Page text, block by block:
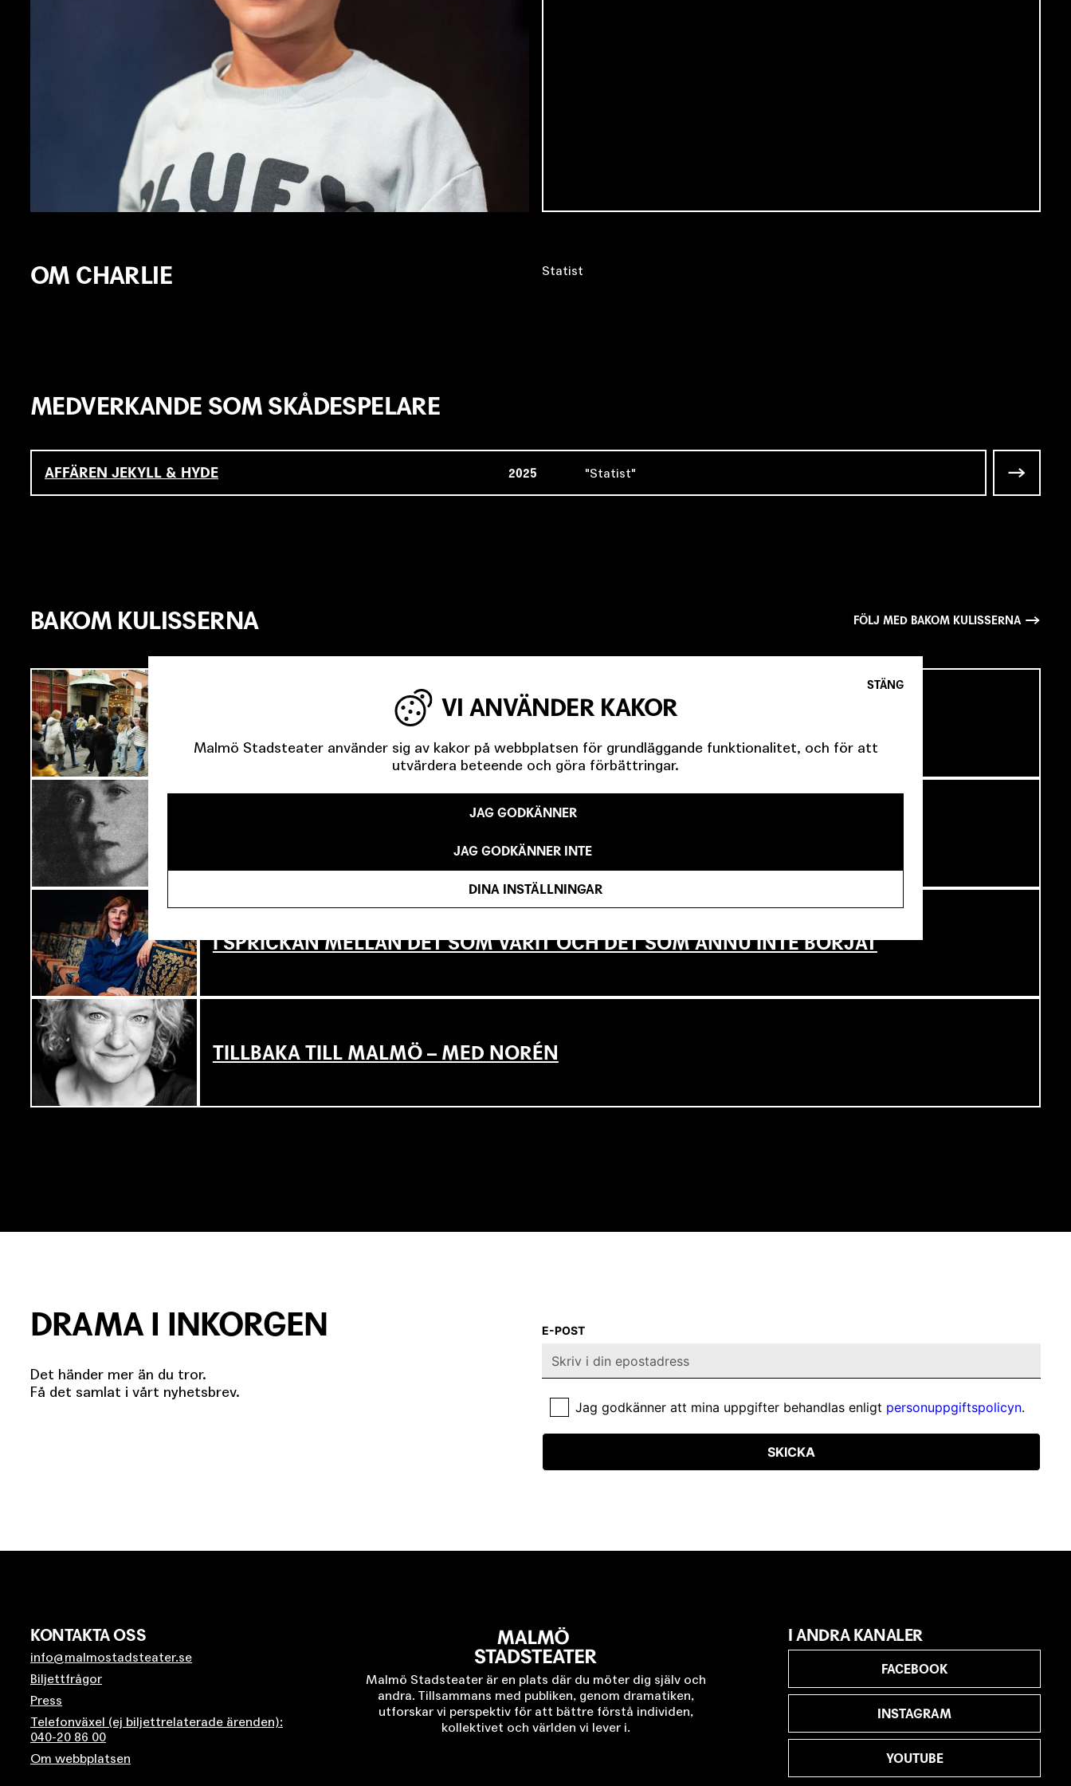
OM CHARLIE Statist
MEDVERKANDE SOM SKÅDESPELARE
AFFÄREN JEKYLL & HYDE 2025 Statist
BAKOM KULISSERNA FÖLJ MED BAKOM KULISSERNA
SJU SUPERVIKTIGA MINUTER OM UNGAS RÄTT TILL SCENKONST
I SPRICKAN MELLAN DET SOM VARIT OCH DET SOM ÄNNU INTE BÖRJAT
TILLBAKA TILL MALMÖ – MED NORÉN
DRAMA I INKORGEN
Det händer mer än du tror.
Få det samlat i vårt nyhetsbrev.
E-POST
Jag godkänner att mina uppgifter behandlas enligt personuppgiftspolicyn.
SKICKA
KONTAKTA OSS
info@malmostadsteater.se
Biljettfrågor
Press
Telefonväxel (ej biljettrelaterade ärenden):
040-20 86 00
Om webbplatsen
Malmö Stadsteater är en plats där du möter dig själv och
andra. Tillsammans med publiken, genom dramatiken,
utforskar vi perspektiv för att bättre förstå individen,
kollektivet och världen vi lever i.
I ANDRA KANALER
FACEBOOK
INSTAGRAM
YOUTUBE
STÄNG
VI ANVÄNDER KAKOR
Malmö Stadsteater använder sig av kakor på webbplatsen för grundläggande funktionalitet, och för att
utvärdera beteende och göra förbättringar.
JAG GODKÄNNER
JAG GODKÄNNER INTE
DINA INSTÄLLNINGAR